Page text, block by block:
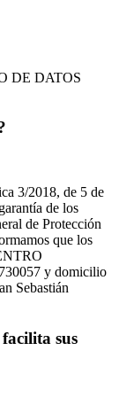
DE DATOS
3/2018, de 5 de
de los
de Protección
que los
y domicilio
Sebastián
facilita sus